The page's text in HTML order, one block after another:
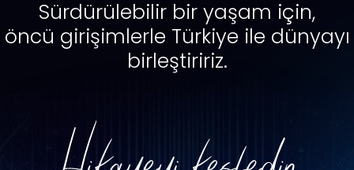
Sürdürülebilir bir yaşam için,
öncü girişimlerle Türkiye ile dünyayı
birleştiririz.